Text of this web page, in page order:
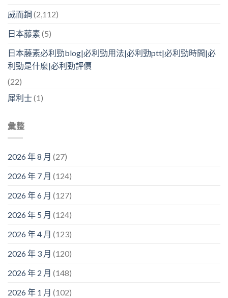
威而鋼 (2,112)
日本藤素(5)
日本藤素必利勁blog|必利勁用法|必利勁ptt|必利勁時間|必
利勁是什麼|必利勁評價
(22)
犀利士(1)
彙整
2026 年 8 月 (27)
2026 年 7 月 (124)
2026 年 6 月 (127)
2026 年 5 月 (124)
2026 年 4 月 (123)
2026 年 3 月 (120)
2026 年 2 月 (148)
2026 年 1 月 (102)